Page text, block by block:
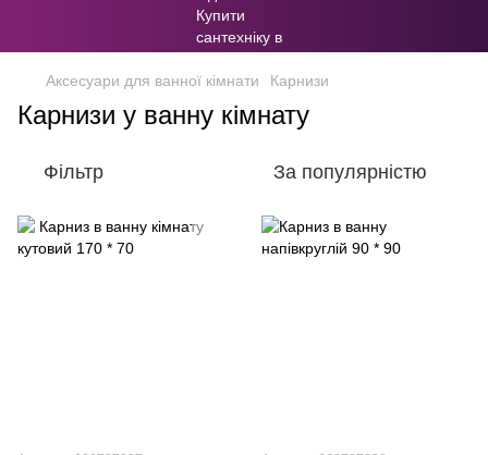
Аксесуари для ванної кімнати Карнизи
Карнизи у ванну кімнату
Фільтр За популярністю